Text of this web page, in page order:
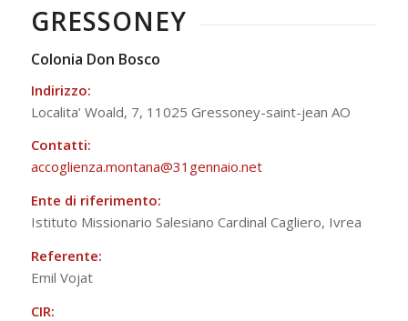
GRESSONEY
Colonia Don Bosco
Indirizzo:
Localita’ Woald, 7, 11025 Gressoney-saint-jean AO
Contatti:
accoglienza.montana@31gennaio.net
Ente di riferimento:
Istituto Missionario Salesiano Cardinal Cagliero, Ivrea
Referente:
Emil Vojat
CIR: